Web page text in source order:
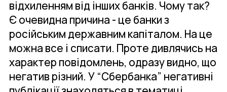
відхиленням від інших банків. Чому так?
Є очевидна причина - це банки з
російським державним капіталом. На це
можна все і списати. Проте дивлячись на
характер повідомлень, одразу видно, що
негатив різний. У “Сбербанка” негативні